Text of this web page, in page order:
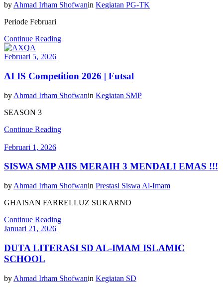
by Ahmad Irham Shofwanin Kegiatan PG-TK
Periode Februari
Continue Reading
Februari 5, 2026
AI IS Competition 2026 | Futsal
by Ahmad Irham Shofwanin Kegiatan SMP
SEASON 3
Continue Reading
Februari 1, 2026
SISWA SMP AIIS MERAIH 3 MENDALI EMAS !!!
by Ahmad Irham Shofwanin Prestasi Siswa Al-Imam
GHAISAN FARRELLUZ SUKARNO
Continue Reading
Januari 21, 2026
DUTA LITERASI SD AL-IMAM ISLAMIC
SCHOOL
by Ahmad Irham Shofwanin Kegiatan SD